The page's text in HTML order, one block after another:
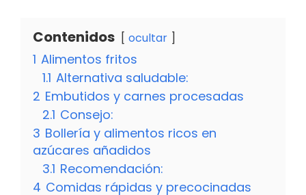
Contenidos ocultar
1 Alimentos fritos
1.1 Alternativa saludable:
2 Embutidos y carnes procesadas
2.1 Consejo:
3 Bollería y alimentos ricos en
azúcares añadidos
3.1 Recomendación:
4 Comidas rápidas y precocinadas